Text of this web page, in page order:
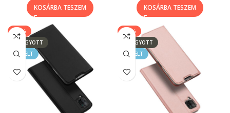
KOSÁRBA TESZEM KOSÁRBA TESZEM
-33%
ELFOGYOTT
KIEMELT
-17%
ELFOGYOTT
KIEMELT